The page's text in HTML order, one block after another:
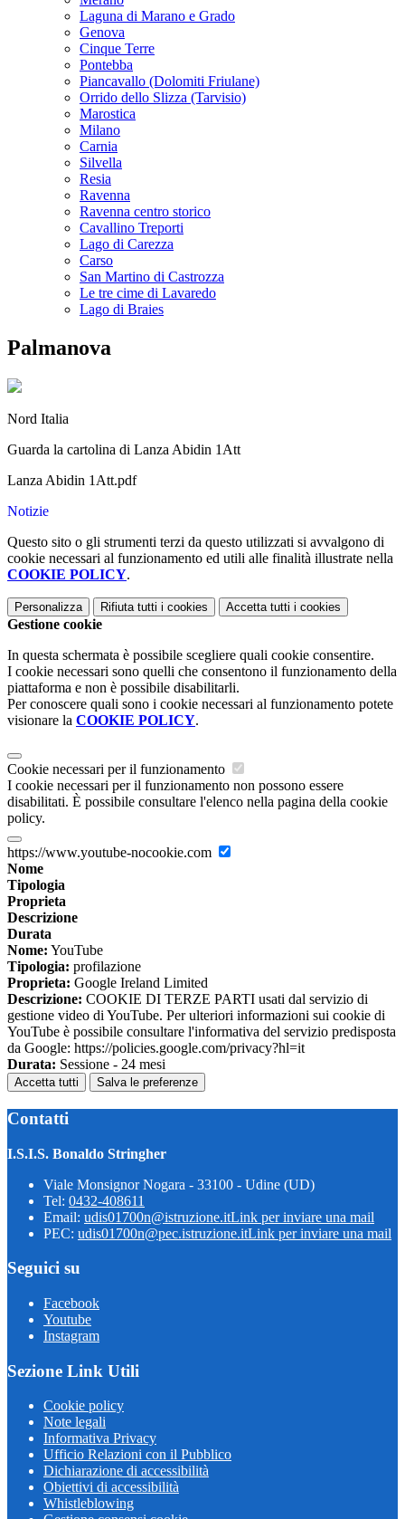
Laguna di Marano e Grado
Genova
Cinque Terre
Pontebba
Piancavallo (Dolomiti Friulane)
Orrido dello Slizza (Tarvisio)
Marostica
Milano
Carnia
Silvella
Resia
Ravenna
Ravenna centro storico
Cavallino Treporti
Lago di Carezza
Carso
San Martino di Castrozza
Le tre cime di Lavaredo
Lago di Braies
Palmanova
Nord Italia
Guarda la cartolina di Lanza Abidin 1Att
Lanza Abidin 1Att.pdf
Notizie
Questo sito o gli strumenti terzi da questo utilizzati si avvalgono di
cookie necessari al funzionamento ed utili alle finalità illustrate nella
COOKIE POLICY.
Personalizza Rifiuta tutti i cookies Accetta tutti i cookies
Gestione cookie
In questa schermata è possibile scegliere quali cookie consentire.
I cookie necessari sono quelli che consentono il funzionamento della
piattaforma e non è possibile disabilitarli.
Per conoscere quali sono i cookie necessari al funzionamento potete
visionare la COOKIE POLICY.
Cookie necessari per il funzionamento
I cookie necessari per il funzionamento non possono essere
disabilitati. È possibile consultare l'elenco nella pagina della cookie
policy.
https://www.youtube-nocookie.com
Nome
Tipologia
Proprieta
Descrizione
Durata
Nome: YouTube
Tipologia: profilazione
Proprieta: Google Ireland Limited
Descrizione: COOKIE DI TERZE PARTI usati dal servizio di
gestione video di YouTube. Per ulteriori informazioni sui cookie di
YouTube è possibile consultare l'informativa del servizio predisposta
da Google: https://policies.google.com/privacy?hl=it
Durata: Sessione - 24 mesi
Accetta tutti Salva le preferenze
Contatti
I.S.I.S. Bonaldo Stringher
Viale Monsignor Nogara - 33100 - Udine (UD)
Tel: 0432-408611
Email: udis01700n@istruzione.itLink per inviare una mail
PEC: udis01700n@pec.istruzione.itLink per inviare una mail
Seguici su
Facebook
Youtube
Instagram
Sezione Link Utili
Cookie policy
Note legali
Informativa Privacy
Ufficio Relazioni con il Pubblico
Dichiarazione di accessibilità
Obiettivi di accessibilità
Whistleblowing